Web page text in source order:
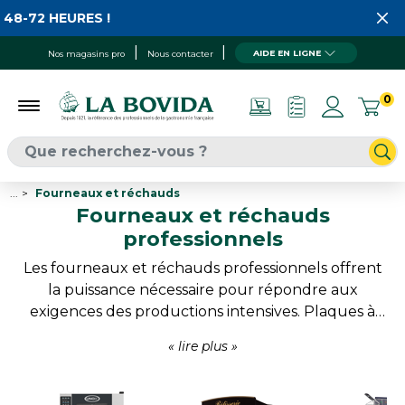
Nos magasins pro Nous contacter AIDE EN LIGNE
0
!
Fourneaux et réchauds
Fourneaux et réchauds
professionnels
Les fourneaux et réchauds professionnels offrent
la puissance nécessaire pour répondre aux
exigences des productions intensives. Plaques à
cuiseurs grande capacité ou solutions spécialisées
activité. Restaurateurs, traiteurs, collectivités et